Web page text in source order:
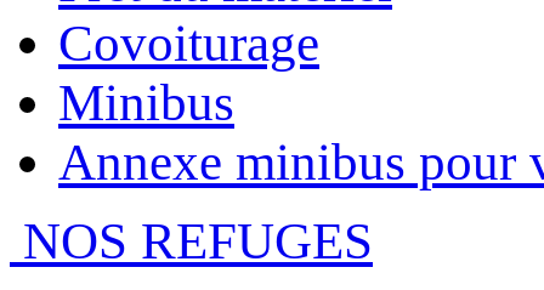
Covoiturage
Minibus
Annexe minibus pour
NOS REFUGES